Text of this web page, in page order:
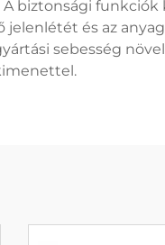
biztonsági funkciók
és az
sebesség